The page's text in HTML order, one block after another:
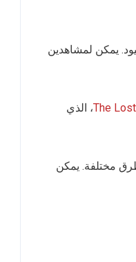
يمكن لمشاهدين
The، الذي
مختلفة. يمكن